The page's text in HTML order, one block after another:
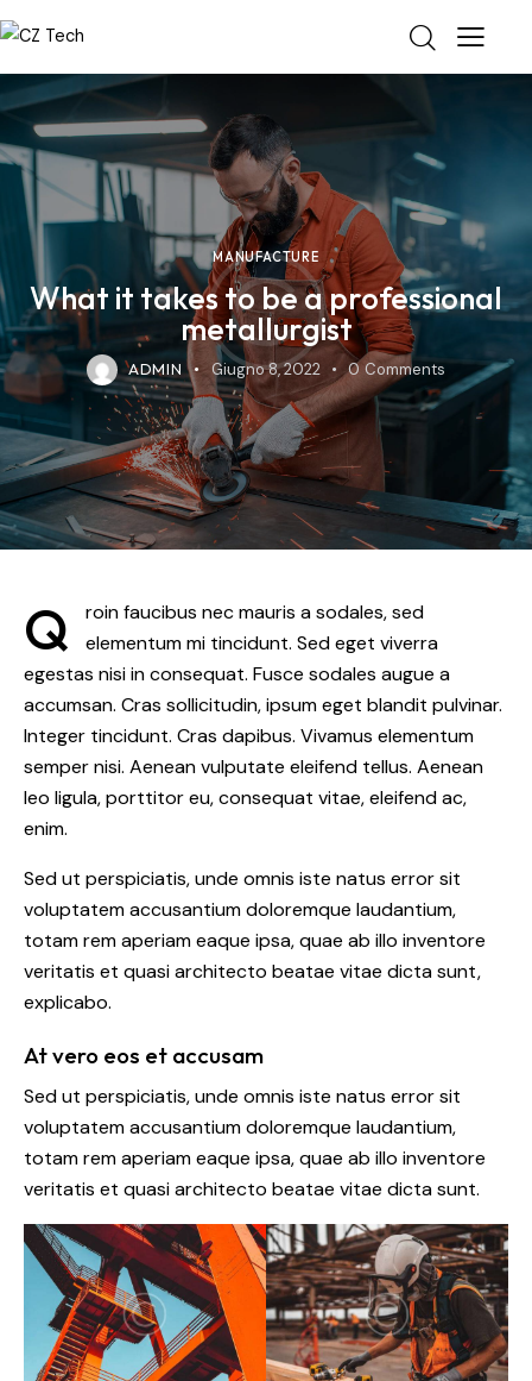
MANUFACTURE
What it takes to be a professional
metallurgist
ADMIN Giugno 8, 2022 0 Comments
Q
roin faucibus nec mauris a sodales, sed
elementum mi tincidunt. Sed eget viverra
egestas nisi in consequat. Fusce sodales augue a
accumsan. Cras sollicitudin, ipsum eget blandit pulvinar.
Integer tincidunt. Cras dapibus. Vivamus elementum
semper nisi. Aenean vulputate eleifend tellus. Aenean
leo ligula, porttitor eu, consequat vitae, eleifend ac,
enim.
Sed ut perspiciatis, unde omnis iste natus error sit
voluptatem accusantium doloremque laudantium,
totam rem aperiam eaque ipsa, quae ab illo inventore
veritatis et quasi architecto beatae vitae dicta sunt,
explicabo.
At vero eos et accusam
Sed ut perspiciatis, unde omnis iste natus error sit
voluptatem accusantium doloremque laudantium,
totam rem aperiam eaque ipsa, quae ab illo inventore
veritatis et quasi architecto beatae vitae dicta sunt.